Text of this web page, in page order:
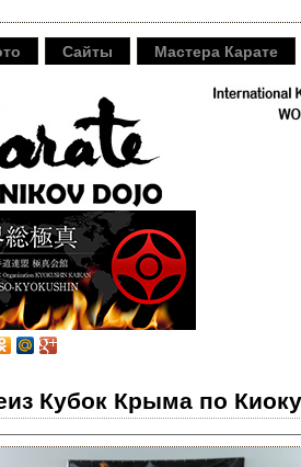
Сайты Мастера Карате
Кубок Крыма по